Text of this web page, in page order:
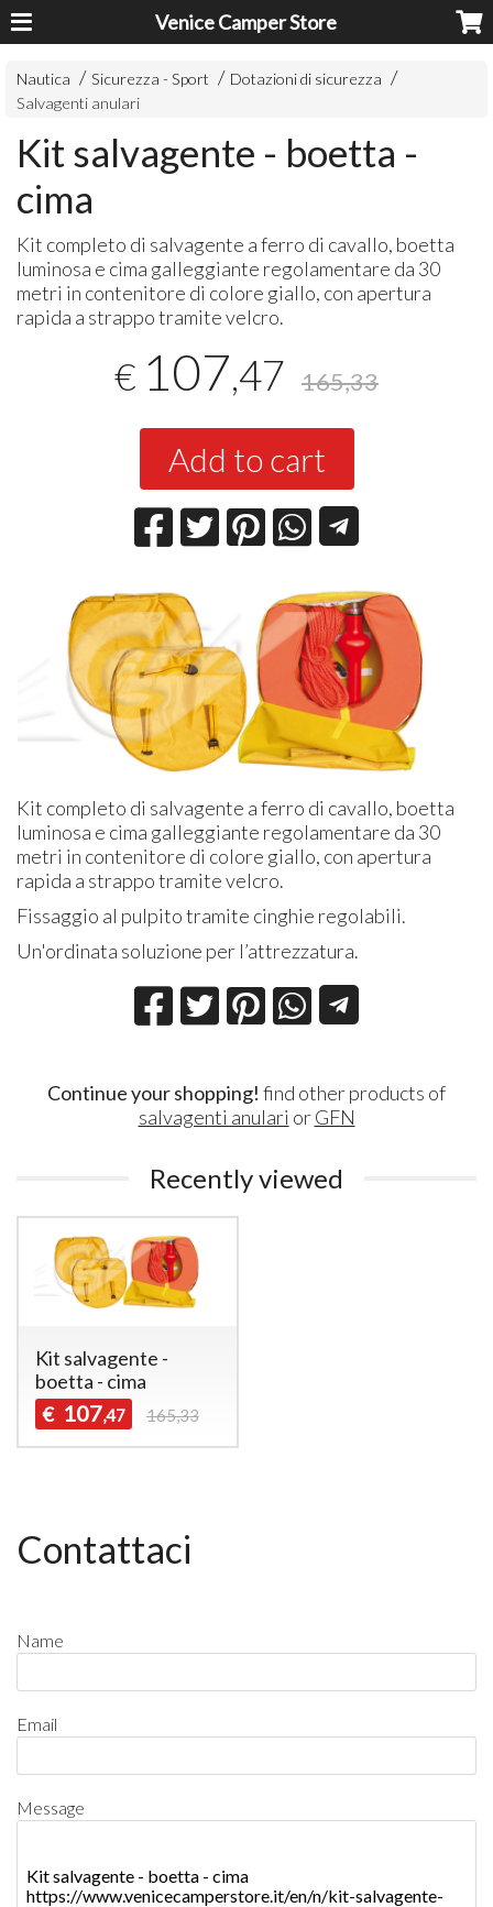
Venice Camper Store
Nautica Sicurezza - Sport
Dotazioni di sicurezza
Salvagenti anulari
Kit salvagente - boetta -
cima
Kit completo di salvagente a ferro di cavallo, boetta
luminosa e cima galleggiante regolamentare da 30
metri in contenitore di colore giallo, con apertura
rapida a strappo tramite velcro.
€ 107,47 165,33
Add to cart
Kit completo di salvagente a ferro di cavallo, boetta
luminosa e cima galleggiante regolamentare da 30
metri in contenitore di colore giallo, con apertura
rapida a strappo tramite velcro.
Fissaggio al pulpito tramite cinghie regolabili.
Un'ordinata soluzione per l’attrezzatura.
Continue your shopping! find other products of
salvagenti anulari orGFN
Recently viewed
Kit salvagente -
boetta - cima
€ 107,47 165,33
Contattaci
Name
Email
Message